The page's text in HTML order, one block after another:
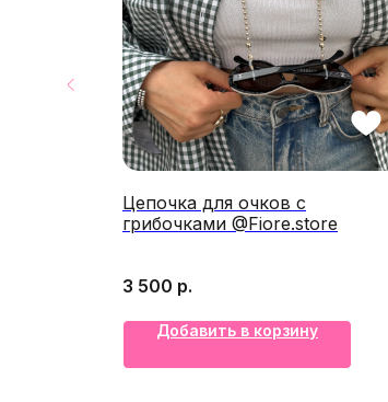
Цепочка для очков с
грибочками @Fiore.store
3 500 р.
Добавить в корзину